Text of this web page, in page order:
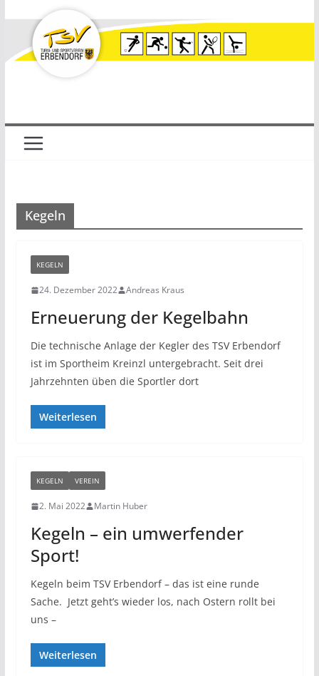
Inhalt
springen
Kegeln
KEGELN
24. Dezember 2022 Andreas Kraus
Erneuerung der Kegelbahn
Die technische Anlage der Kegler des TSV Erbendorf
ist im Sportheim Kreinzl untergebracht. Seit drei
Jahrzehnten üben die Sportler dort
Weiterlesen
KEGELN VEREIN
2. Mai 2022 Martin Huber
Kegeln – ein umwerfender
Sport!
Kegeln beim TSV Erbendorf – das ist eine runde
Sache. Jetzt geht’s wieder los, nach Ostern rollt bei
uns –
Weiterlesen